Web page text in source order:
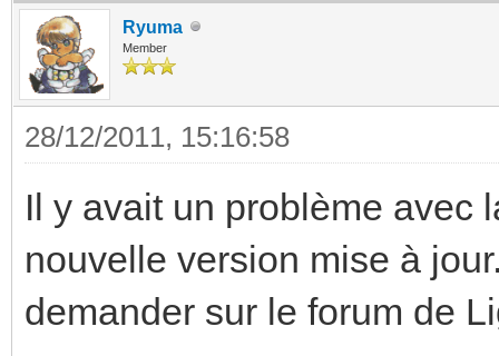
:306)
at
her.java:301)
at
:247)
Ryuma
Member
28/12/2011, 15:16:58
Il y avait un problème avec
nouvelle version mise à
demander sur le forum de